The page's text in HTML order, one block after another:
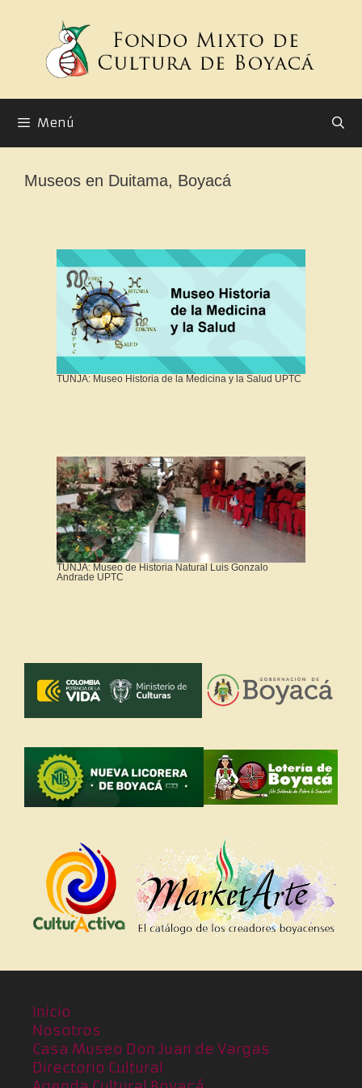
Menú
Museos en Duitama, Boyacá
TUNJA: Museo Historia de la Medicina y la Salud UPTC
TUNJA: Museo de Historia Natural Luis Gonzalo
Andrade UPTC
Inicio
Nosotros
Casa Museo Don Juan de Vargas
Directorio Cultural